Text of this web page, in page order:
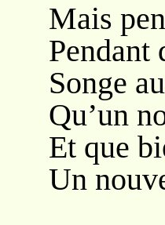
Mais
Pendant
Songe
Qu’un
Et que
Un